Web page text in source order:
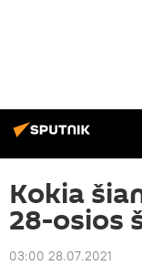
Kokia
28-osios
03:00 28.07.2021